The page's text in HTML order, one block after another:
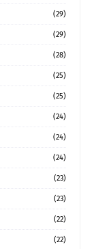
(29)
(29)
(28)
(25)
(25)
(24)
(24)
(24)
(23)
(23)
(22)
(22)